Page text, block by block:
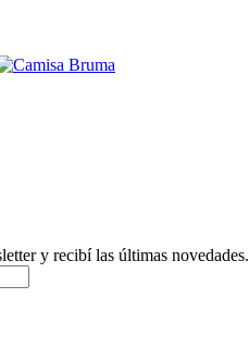
y recibí las últimas novedades.